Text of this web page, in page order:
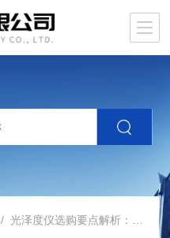
/ 光泽度仪选购要点解析：从需求到决策的全面指南